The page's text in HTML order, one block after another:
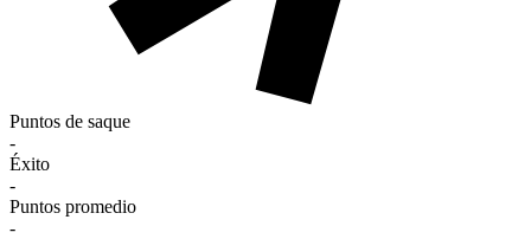
Puntos de saque
-
Éxito
-
Puntos promedio
-